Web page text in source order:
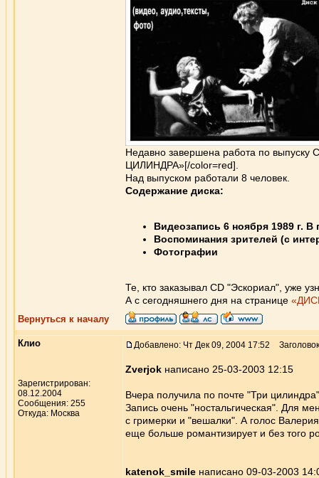
Недавно завершена работа по выпуску
ЦИЛИНДРА»[/color=red].
Над выпуском работали 8 человек.
Содержание диска:
Видеозапись 6 ноября 1989 г.
Воспоминания зрителей (с
Фотографии
Те, кто заказывал CD "Эскориал", уже
А с сегодняшнего дня на странице
Вернуться к началу
Клио
Зарегистрирован:
08.12.2004
Сообщения: 255
Откуда: Москва
Добавлено: Чт Дек 09, 2004 17:52
Zverjok написано 25-03-2003 12:15
Вчера получила по почте "Три
Запись очень "ностальгическая". Для
с гримерки и "вешалки". А голос
еще больше романтизирует и без того
katenok_smile написано 09-03-2003